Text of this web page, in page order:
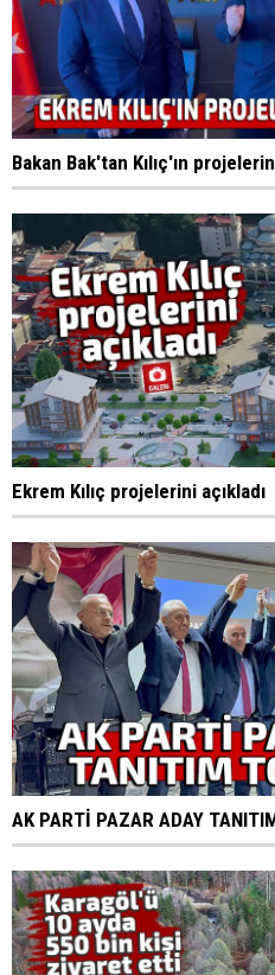
Bakan Bak'tan Kılıç'ın
Ekrem Kılıç projelerini açıkladı
AK PARTİ PAZAR ADAY